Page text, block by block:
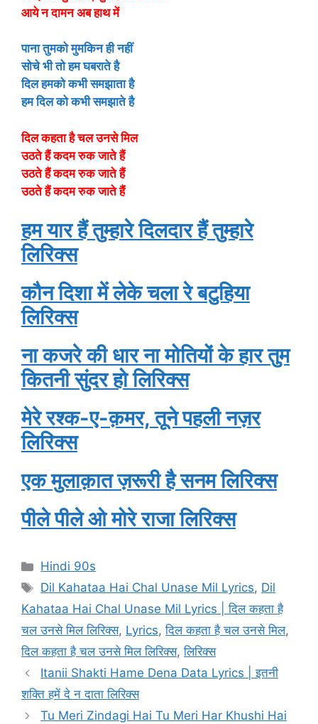
आये न दामन अब हाथ में
पाना तुमको मुमकिन ही नहीं
सोचे भी तो हम घबराते है
दिल हमको कभी समझाता है
हम दिल को कभी समझाते है
दिल कहता है चल उनसे मिल
उठते हैं कदम रुक जाते हैं
उठते हैं कदम रुक जाते हैं
उठते हैं कदम रुक जाते हैं
हम यार हैं तुम्हारे दिलदार हैं तुम्हारे
लिरिक्स
कौन दिशा में लेके चला रे बटुहिया
लिरिक्स
ना कजरे की धार ना मोतियों के हार तुम
कितनी सुंदर हो लिरिक्स
मेरे रश्क-ए-क़मर, तूने पहली नज़र
लिरिक्स
एक मुलाक़ात ज़रूरी है सनम लिरिक्स
पीले पीले ओ मोरे राजा लिरिक्स
Categories
Hindi 90s
Tags
Dil Kahataa Hai Chal Unase Mil Lyrics, Dil
Kahataa Hai Chal Unase Mil Lyrics | दिल कहता है
चल उनसे मिल लिरिक्स, Lyrics,दिल कहता है चल उनसे मिल,
दिल कहता है चल उनसे मिल लिरिक्स,लिरिक्स
Itanii Shakti Hame Dena Data Lyrics | इतनी
शक्ति हमें दे न दाता लिरिक्स
Tu Meri Zindagi Hai Tu Meri Har Khushi Hai